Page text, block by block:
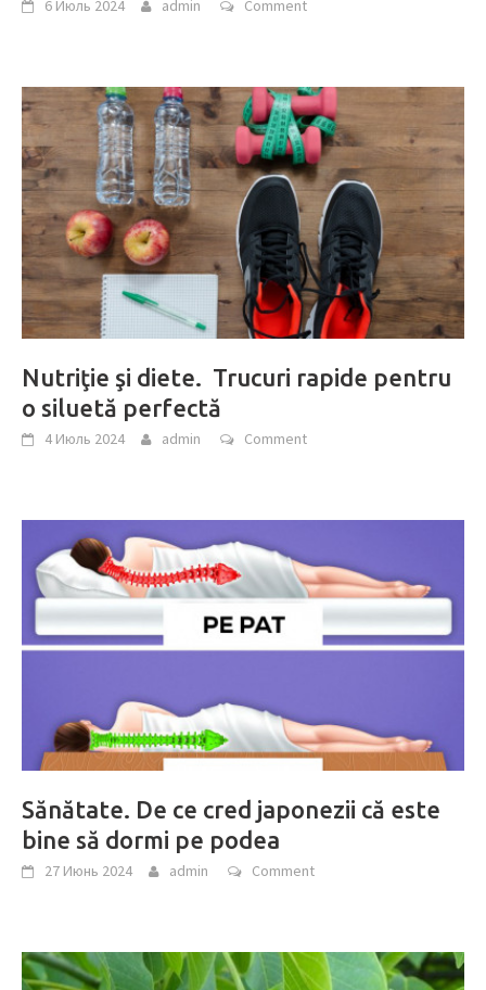
6 Июль 2024 admin Comment
Nutriţie şi diete. Trucuri rapide pentru
o siluetă perfectă
4 Июль 2024 admin Comment
Sănătate. De ce cred japonezii că este
bine să dormi pe podea
27 Июнь 2024 admin Comment